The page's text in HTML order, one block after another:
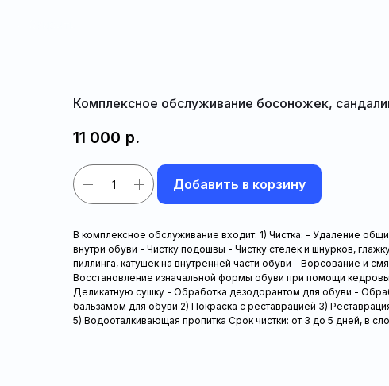
Комплексное обслуживание босоножек,
11 000 р.
Добавить в корзину
В комплексное обслуживание входит: 1) Чистка: - Удаление
внутри обуви - Чистку подошвы - Чистку стелек и шнурков,
пиллинга, катушек на внутренней части обуви - Ворсование и
Восстановление изначальной формы обуви при помощи
Деликатную сушку - Обработка дезодорантом для обуви -
бальзамом для обуви 2) Покраска с реставрацией 3)
5) Водооталкивающая пропитка Срок чистки: от 3 до 5 дней, в